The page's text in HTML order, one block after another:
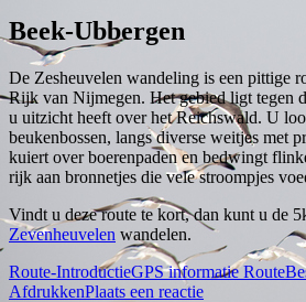
Beek-Ubbergen
De Zesheuvelen wandeling is een pittige
Rijk van Nijmegen. Het gebied ligt tegen
u uitzicht heeft over het Reichswald. U
beukenbossen, langs diverse weitjes met
kuiert over boerenpaden en bedwingt
rijk aan bronnetjes die vele stroompjes
Vindt u deze route te kort, dan kunt u de
Zevenheuvelen wandelen.
Route-IntroductieGPS informatie
AfdrukkenPlaats een reactie